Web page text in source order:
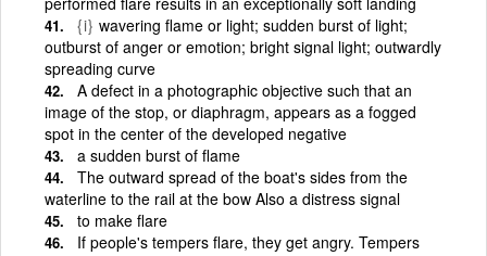
{i} wavering flame or light; sudden burst of light;
outburst of anger or emotion; bright signal light; outwardly
spreading curve
A defect in a photographic objective such that an
image of the stop, or diaphragm, appears as a fogged
spot in the center of the developed negative
a sudden burst of flame
The outward spread of the boat's sides from the
waterline to the rail at the bow Also a distress signal
to make flare
If people's tempers flare, they get angry. Tempers